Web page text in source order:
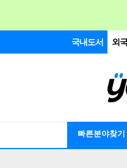
국내도서 외
빠른분야찾기